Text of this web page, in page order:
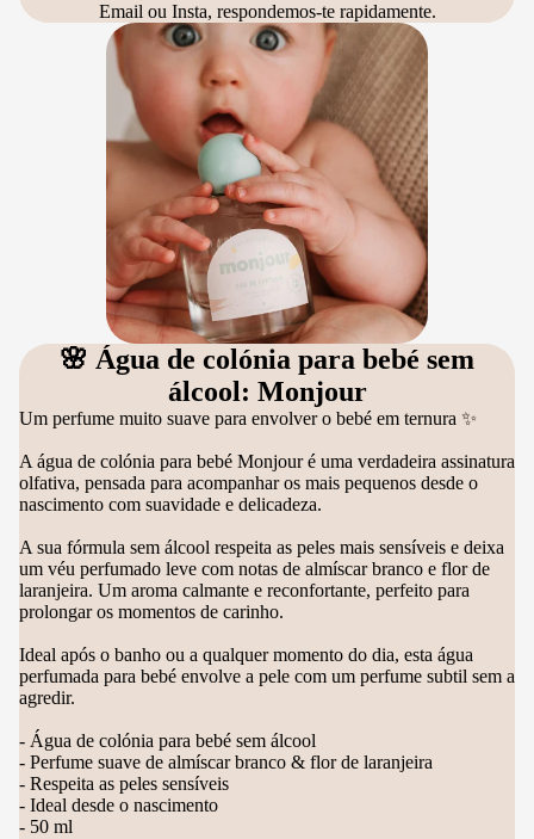
Email ou Insta, respondemos-te rapidamente.
🌸 Água de colónia para bebé sem
álcool: Monjour
Um perfume muito suave para envolver o bebé em ternura ✨
A água de colónia para bebé Monjour é uma verdadeira assinatura
olfativa, pensada para acompanhar os mais pequenos desde o
nascimento com suavidade e delicadeza.
A sua fórmula sem álcool respeita as peles mais sensíveis e deixa
um véu perfumado leve com notas de almíscar branco e flor de
laranjeira. Um aroma calmante e reconfortante, perfeito para
prolongar os momentos de carinho.
Ideal após o banho ou a qualquer momento do dia, esta água
perfumada para bebé envolve a pele com um perfume subtil sem a
agredir.
- Água de colónia para bebé sem álcool
- Perfume suave de almíscar branco & flor de laranjeira
- Respeita as peles sensíveis
- Ideal desde o nascimento
- 50 ml